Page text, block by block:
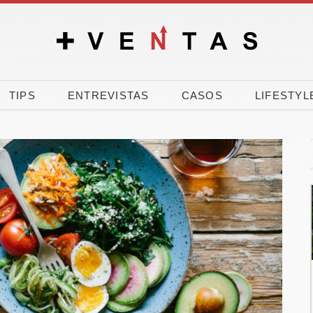
TIPS ENTREVISTAS CASOS
de los
vota a
El verano dispara la
carrera por comprar